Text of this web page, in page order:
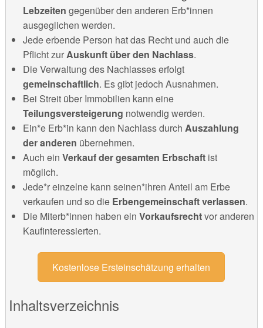
Lebzeiten gegenüber den anderen Erb*innen
ausgeglichen werden.
Jede erbende Person hat das Recht und auch die
Pflicht zurAuskunft über den Nachlass.
Die Verwaltung des Nachlasses erfolgt
gemeinschaftlich. Es gibt jedoch Ausnahmen.
Bei Streit über Immobilien kann eine
Teilungsversteigerung notwendig werden.
Ein*e Erb*in kann den Nachlass durch Auszahlung
der anderen übernehmen.
Auch ein Verkauf der gesamten Erbschaftist
möglich.
Jede*r einzelne kann seinen*ihren Anteil am Erbe
verkaufen und so die Erbengemeinschaft verlassen.
Die Miterb*innen haben ein Vorkaufsrechtvor anderen
Kaufinteressierten.
Kostenlose Ersteinschätzung erhalten
Inhaltsverzeichnis